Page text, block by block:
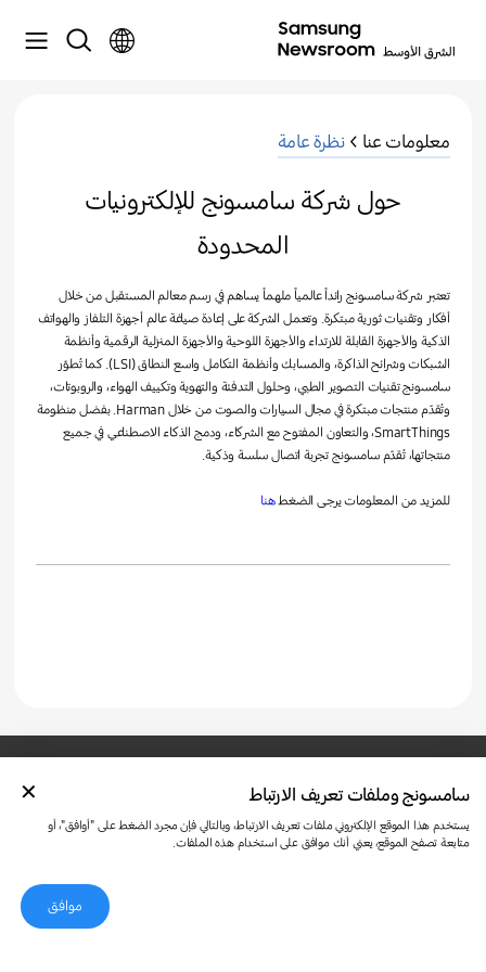
سامسونج وملفات تعريف الارتباط
يستخدم هذا الموقع الإلكتروني ملفات تعريف الارتباط، وبالتالي فإن مجرد الضغط على "أوافق"، أو
متابعة تصفح الموقع، يعني أنك موافق على استخدام هذه الملفات.
موافق
معلومات عنا > نظرة عامة
حول شركة سامسونج للإلكترونيات
المحدودة
تعتبر شركة سامسونج رائداً عالمياً ملهماً يساهم في رسم معالم المستقبل من خلال
أفكار وتقنيات ثورية مبتكرة. وتعمل الشركة على إعادة صياغة عالم أجهزة التلفاز والهواتف
الذكية والأجهزة القابلة للارتداء والأجهزة اللوحية والأجهزة المنزلية الرقمية وأنظمة
الشبكات وشرائح الذاكرة، والمسابك وأنظمة التكامل واسع النطاق (LSI). كما تُطوّر
سامسونج تقنيات التصوير الطبي، وحلول التدفئة والتهوية وتكييف الهواء، والروبوتات،
وتُقدّم منتجات مبتكرة في مجال السيارات والصوت من خلال Harman. بفضل منظومة
SmartThings، والتعاون المفتوح مع الشركاء، ودمج الذكاء الاصطناعي في جميع
منتجاتها، تُقدّم سامسونج تجربة اتصال سلسة وذكية.
للمزيد من المعلومات يرجى الضغطهنا
تواصل معنا
SAMSUNG.COM
شروط الاستخدام
الخصوصية وملفات تعريف الارتباط